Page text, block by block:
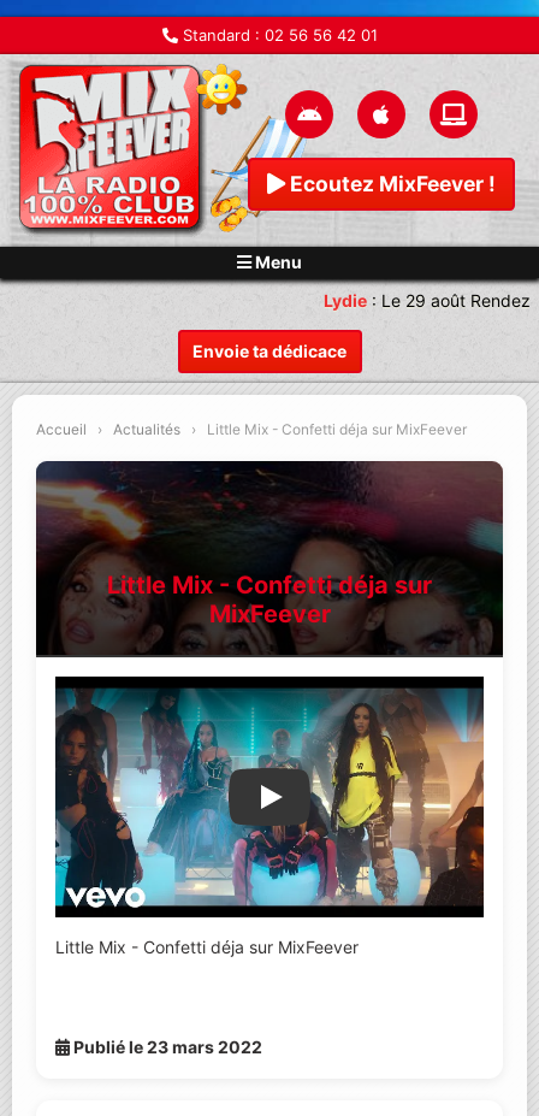
Standard : 02 56 56 42 01
Ecoutez MixFeever !
Menu
Envoie ta dédicace
Lydie:Le 29 août
Accueil › Actualités › Little Mix - Confetti déja sur MixFeever
Little Mix - Confetti déja sur
MixFeever
Lire la vidéo YouTube
Little Mix - Confetti déja sur MixFeever
Publié le 23 mars 2022